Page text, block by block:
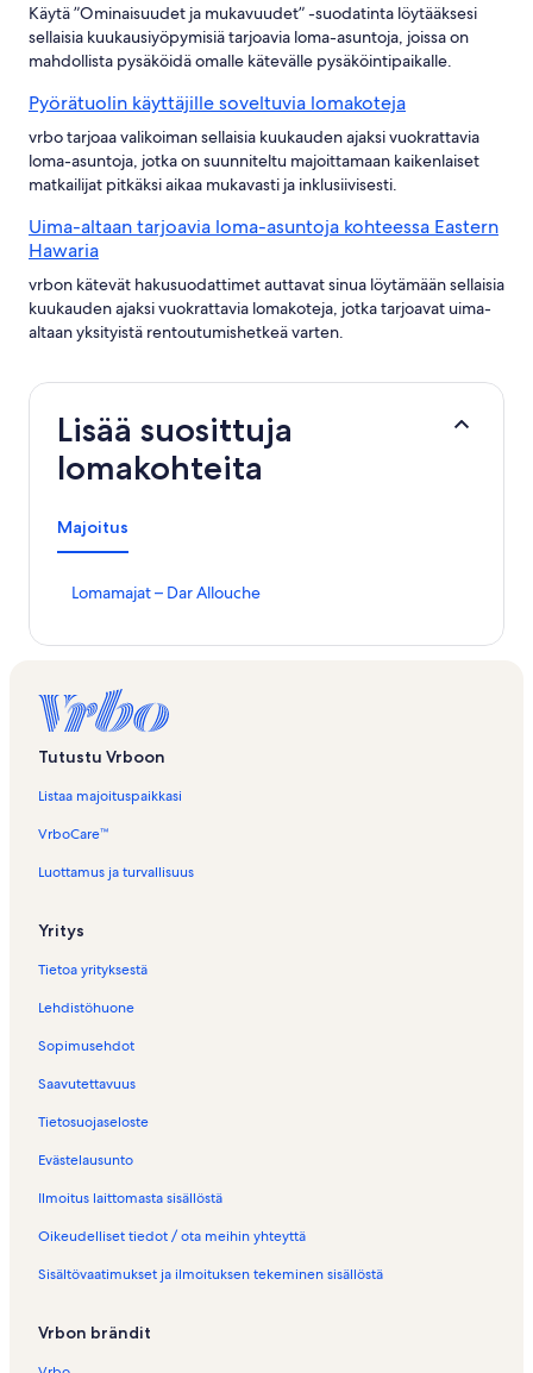
Käytä ”Ominaisuudet ja mukavuudet” -suodatinta löytääksesi
sellaisia kuukausiyöpymisiä tarjoavia loma-asuntoja, joissa on
mahdollista pysäköidä omalle kätevälle pysäköintipaikalle.
Pyörätuolin käyttäjille soveltuvia lomakoteja
vrbo tarjoaa valikoiman sellaisia kuukauden ajaksi vuokrattavia
loma-asuntoja, jotka on suunniteltu majoittamaan kaikenlaiset
matkailijat pitkäksi aikaa mukavasti ja inklusiivisesti.
Uima-altaan tarjoavia loma-asuntoja kohteessa Eastern
Hawaria
vrbon kätevät hakusuodattimet auttavat sinua löytämään sellaisia
kuukauden ajaksi vuokrattavia lomakoteja, jotka tarjoavat uima-
altaan yksityistä rentoutumishetkeä varten.
Lisää suosittuja
lomakohteita
Majoitus
Lomamajat – Dar Allouche
K
e
n
o
a
m
j
–
a
r
A
l
o
c
e
s
v
n
a
Tutustu Vrboon
Listaa majoituspaikkasi
VrboCare™
Luottamus ja turvallisuus
Yritys
Tietoa yrityksestä
Lehdistöhuone
Sopimusehdot
Saavutettavuus
Tietosuojaseloste
Evästelausunto
Ilmoitus laittomasta sisällöstä
Oikeudelliset tiedot / ota meihin yhteyttä
Sisältövaatimukset ja ilmoituksen tekeminen sisällöstä
Vrbon brändit